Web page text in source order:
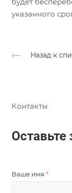
указанного
Назад к
Контакты
Оставьте
Ваше имя *